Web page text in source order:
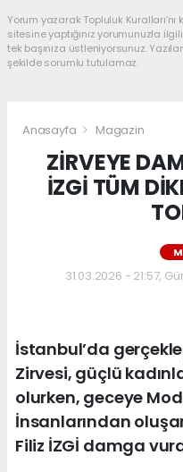
Yorum yazarak Topluluk
sitesine yaptığınız yorumunuzla
tek başınıza üstleniyorsunuz.
şekilde sorumlu tutulamaz.
Anasayfa Magazin
ZİRVEYE
İZGİ TÜM
31.03.2026 - 21:57,
İstanbul’da
Zirvesi, güçlü
olurken, geceye
İnsanlarından
Filiz İZGİ damga